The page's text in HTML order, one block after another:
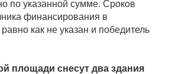
по указанной сумме. Сроков
финансирования в
как не указан и победитель
площади снесут два здания